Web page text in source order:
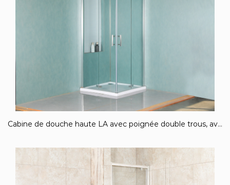
Cabine de douche haute LA avec poignée double trous, avec receveur